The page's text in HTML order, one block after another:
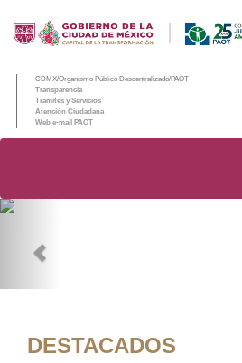
CDMX/Organismo Público Descentralizado/PAOT
Transparencia
Trámites y Servicios
Atención Ciudadana
Web e-mail PAOT
DESTACADOS